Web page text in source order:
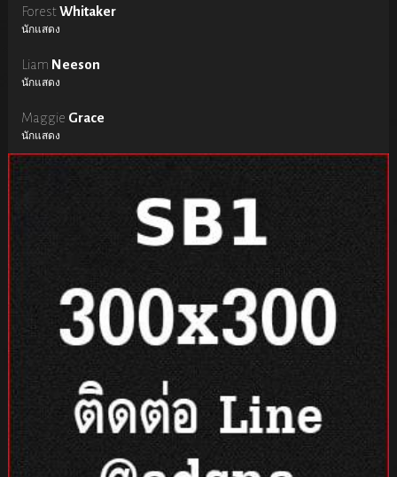
ForestWhitaker
นักแสดง
Liam Neeson
นักแสดง
Maggie Grace
นักแสดง